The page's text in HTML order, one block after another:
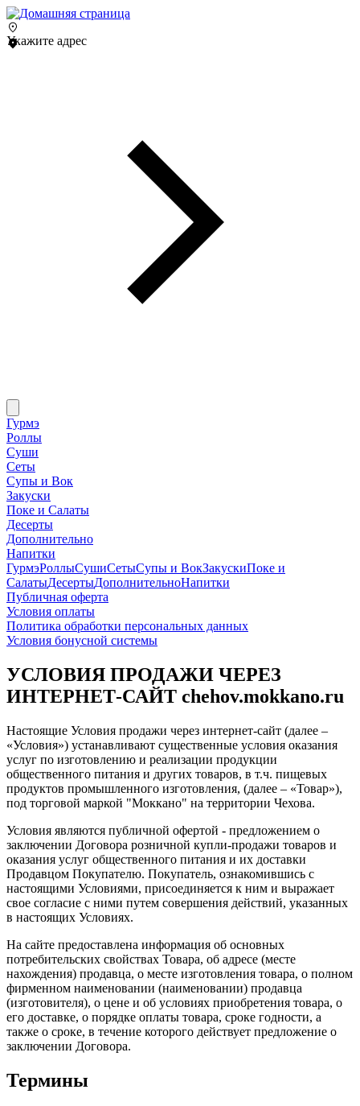
Укажите адрес
Гурмэ
Роллы
Суши
Сеты
Супы и Вок
Закуски
Поке и Салаты
Десерты
Дополнительно
Напитки
ГурмэРоллыСушиСетыСупы и ВокЗакускиПоке и
СалатыДесертыДополнительноНапитки
Публичная оферта
Условия оплаты
Политика обработки персональных данных
Условия бонусной системы
УСЛОВИЯ ПРОДАЖИ ЧЕРЕЗ
ИНТЕРНЕТ-САЙТ chehov.mokkano.ru
Настоящие Условия продажи через интернет-сайт (далее –
«Условия») устанавливают существенные условия оказания
услуг по изготовлению и реализации продукции
общественного питания и других товаров, в т.ч. пищевых
продуктов промышленного изготовления, (далее – «Товар»),
под торговой маркой "Моккано" на территории Чехова.
Условия являются публичной офертой - предложением о
заключении Договора розничной купли-продажи товаров и
оказания услуг общественного питания и их доставки
Продавцом Покупателю. Покупатель, ознакомившись с
настоящими Условиями, присоединяется к ним и выражает
свое согласие с ними путем совершения действий, указанных
в настоящих Условиях.
На сайте предоставлена информация об основных
потребительских свойствах Товара, об адресе (месте
нахождения) продавца, о месте изготовления товара, о полном
фирменном наименовании (наименовании) продавца
(изготовителя), о цене и об условиях приобретения товара, о
его доставке, о порядке оплаты товара, сроке годности, а
также о сроке, в течение которого действует предложение о
заключении Договора.
Термины